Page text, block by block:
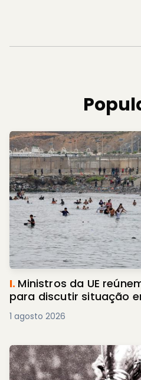
I. Ministros da UE
para discutir situação
1 agosto 2026